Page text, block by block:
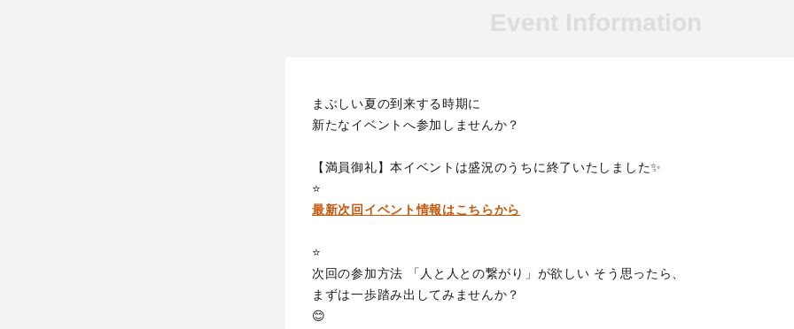
まぶしい夏の到来する時期に
新たなイベントへ参加しませんか？
【満員御礼】本イベントは盛況のうちに終了いたしました✨
⭐️
最新次回イベント情報はこちらから
⭐️
次回の参加方法 「人と人との繋がり」が欲しい そう思ったら、
まずは一歩踏み出してみませんか？
😊